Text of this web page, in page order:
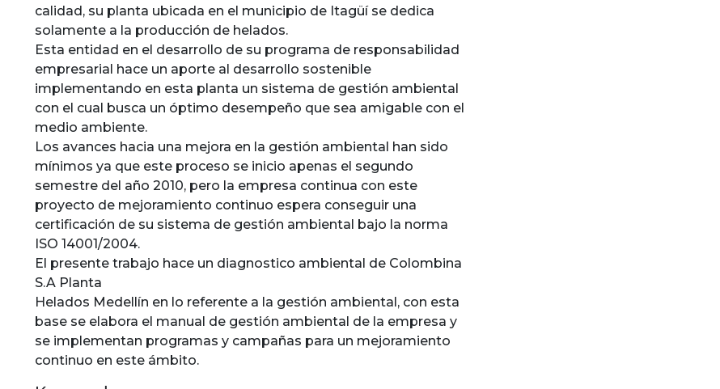
calidad, su planta ubicada en el municipio de Itagüí se dedica
solamente a la producción de helados.
Esta entidad en el desarrollo de su programa de responsabilidad
empresarial hace un aporte al desarrollo sostenible
implementando en esta planta un sistema de gestión ambiental
con el cual busca un óptimo desempeño que sea amigable con el
medio ambiente.
Los avances hacia una mejora en la gestión ambiental han sido
mínimos ya que este proceso se inicio apenas el segundo
semestre del año 2010, pero la empresa continua con este
proyecto de mejoramiento continuo espera conseguir una
certificación de su sistema de gestión ambiental bajo la norma
ISO 14001/2004.
El presente trabajo hace un diagnostico ambiental de Colombina
S.A Planta
Helados Medellín en lo referente a la gestión ambiental, con esta
base se elabora el manual de gestión ambiental de la empresa y
se implementan programas y campañas para un mejoramiento
continuo en este ámbito.